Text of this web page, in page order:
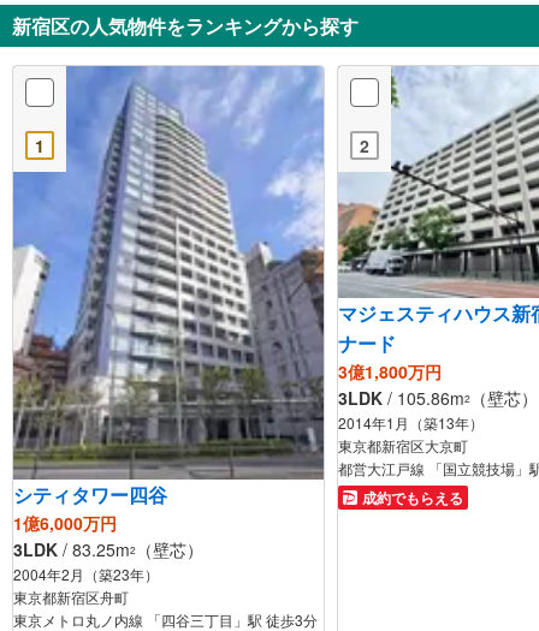
新宿区の人気物件をランキングから探す
1
シティタワー四谷
1億6,000万円
3LDK / 83.25m2 （壁芯）
2004年2月（築23年）
東京都新宿区舟町
東京メトロ丸ノ内線 「四谷三丁目」駅 徒歩3分
2
マジェスティハウス新
ナード
3億1,800万円
3LDK / 105.86m2 （壁芯）
2014年1月（築13年）
東京都新宿区大京町
都営大江戸線 「国立競技場」
成約でもらえる